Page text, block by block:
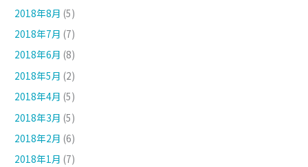
2018年8月 (5)
2018年7月 (7)
2018年6月 (8)
2018年5月 (2)
2018年4月 (5)
2018年3月 (5)
2018年2月 (6)
2018年1月 (7)